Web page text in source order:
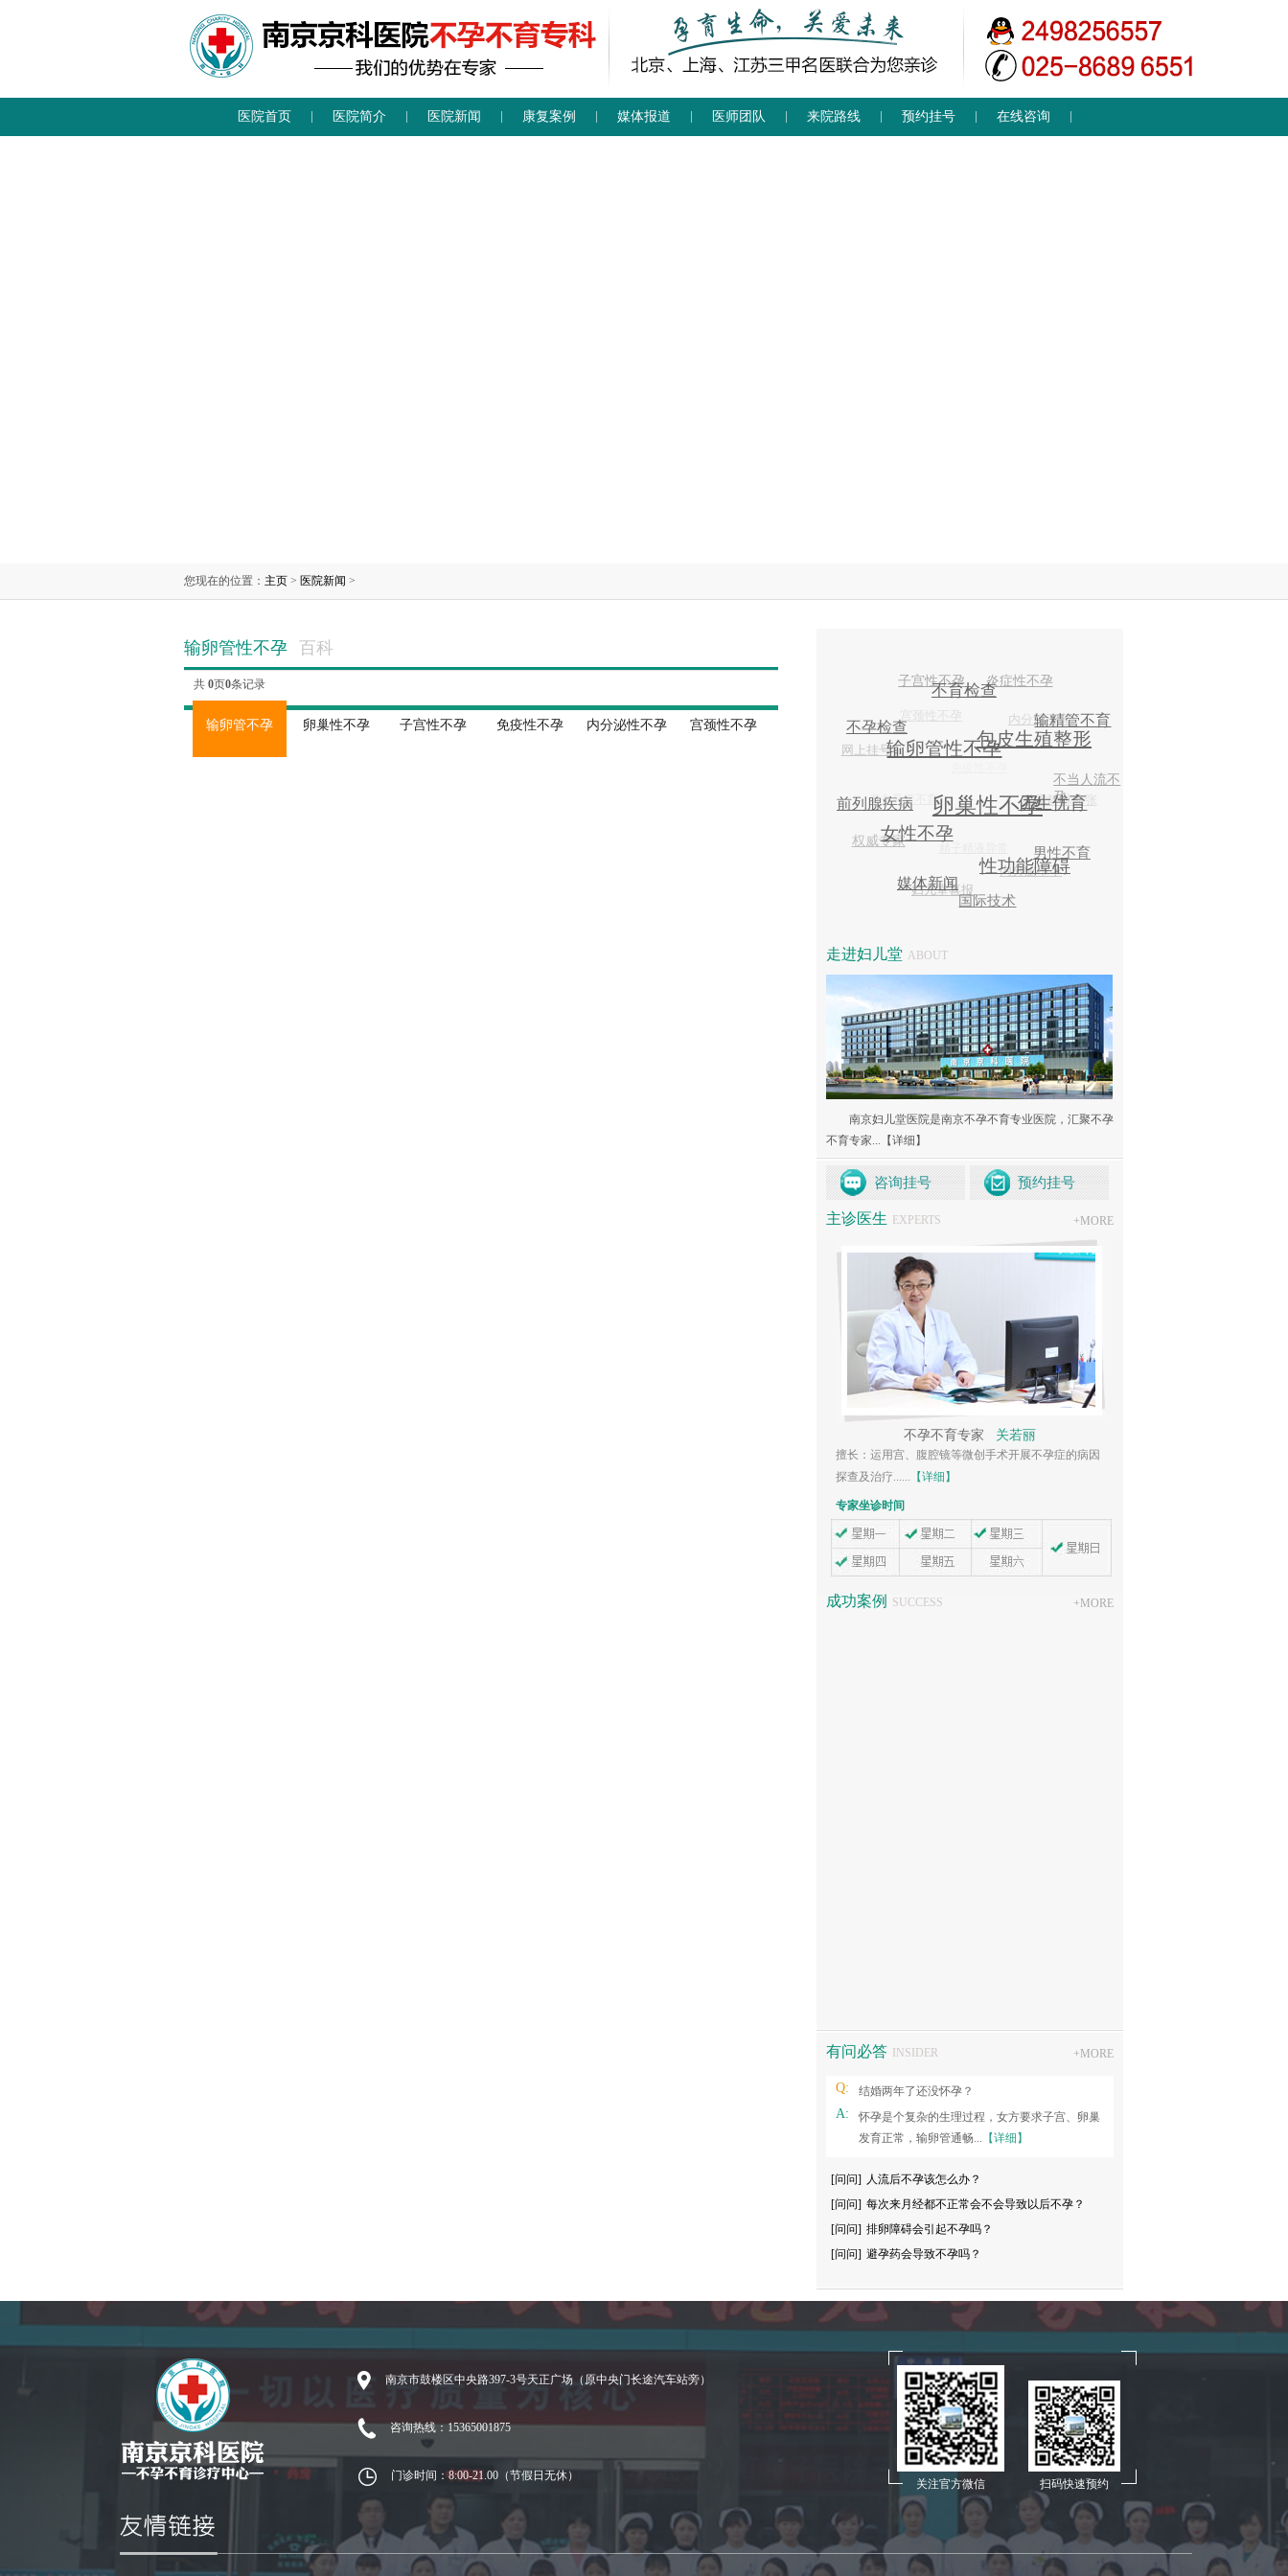
医院首页 医院简介 医院新闻 康复案例 媒体报道 医师团队 来院路线 预约挂号 在线咨询
您现在的位置： 主页 > 医院新闻 >
输卵管性不孕 百科
共 0页0条记录
输卵管不孕 卵巢性不孕 子宫性不孕 免疫性不孕 内分泌性不孕 宫颈性不孕
走进妇儿堂 ABOUT
南京妇儿堂医院是南京不孕不育专业医院，汇聚不孕
不育专家... 【详细】
咨询挂号 预约挂号
主诊医生 EXPERTS + MORE
关若丽
擅长：运用宫、腹腔镜等微创手术开展不孕症的病因
【详细】
擅长：诊治多囊卵巢综合症、子宫内膜异位症、卵巢
成功案例 SUCCESS + MORE
有问必答 INSIDER + MORE
Q: 结婚两年了还没怀孕？
A:
怀孕是个复杂的生理过程，女方要求子宫、卵巢
发育正常，输卵管通畅... 【详细】
[问问] 人流后不孕该怎么办？
[问问] 每次来月经都不正常会不会导致以后不孕？
[问问] 排卵障碍会引起不孕吗？
[问问] 避孕药会导致不孕吗？
南京市鼓楼区中央路397-3号天正广场（原中央门长途汽车站旁）
咨询热线：15365001875
门诊时间：8:00-21.00（节假日无休）
关注官方微信 扫码快速预约